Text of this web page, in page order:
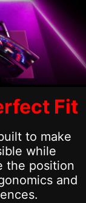
Fit
to make
while
the position
and